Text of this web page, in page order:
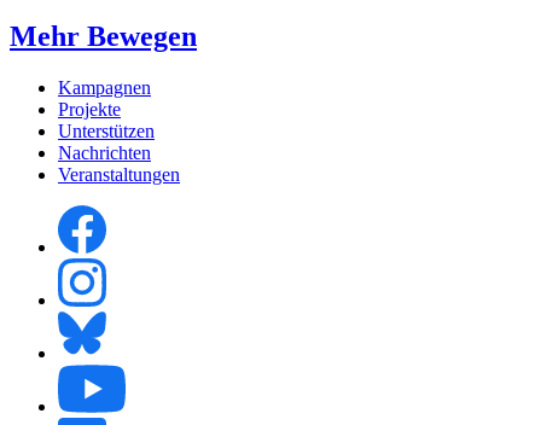
Mehr Bewegen
Kampagnen
Projekte
Unterstützen
Nachrichten
Veranstaltungen